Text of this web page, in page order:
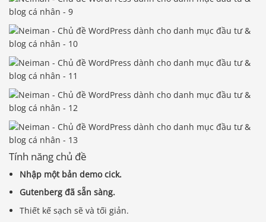
Tính năng chủ đề
Nhập một bản demo cick.
Gutenberg đã sẵn sàng.
Thiết kế sạch sẽ và tối giản.